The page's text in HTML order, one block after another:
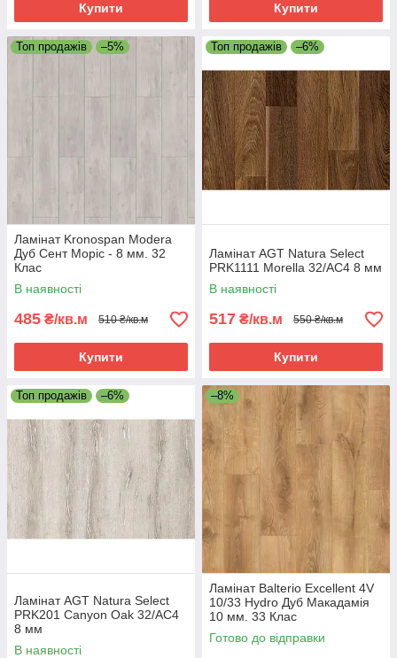
Купити Купити
Топ продажів –5%
Ламінат Kronospan Modera
Дуб Сент Моріс - 8 мм. 32
Клас
В наявності
485 ₴/кв.м 510 ₴/кв.м
Купити
Топ продажів –6%
Ламінат AGT Natura Select
PRK1111 Morella 32/АС4 8 мм
В наявності
517 ₴/кв.м 550 ₴/кв.м
Купити
Топ продажів –6%
Ламінат AGT Natura Select
PRK201 Canyon Oak 32/АС4
8 мм
В наявності
–8%
Ламінат Balterio Excellent 4V
10/33 Hydro Дуб Макадамія
10 мм. 33 Клас
Готово до відправки